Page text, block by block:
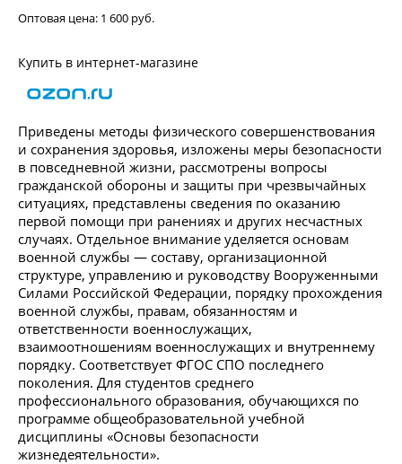
Оптовая цена: 1 600 руб.
Купить в интернет-магазине
Приведены методы физического совершенствования
и сохранения здоровья, изложены меры безопасности
в повседневной жизни, рассмотрены вопросы
гражданской обороны и защиты при чрезвычайных
ситуациях, представлены сведения по оказанию
первой помощи при ранениях и других несчастных
случаях. Отдельное внимание уделяется основам
военной службы — составу, организационной
структуре, управлению и руководству Вооруженными
Силами Российской Федерации, порядку прохождения
военной службы, правам, обязанностям и
ответственности военнослужащих,
взаимоотношениям военнослужащих и внутреннему
порядку. Соответствует ФГОС СПО последнего
поколения. Для студентов среднего
профессионального образования, обучающихся по
программе общеобразовательной учебной
дисциплины «Основы безопасности
жизнедеятельности».